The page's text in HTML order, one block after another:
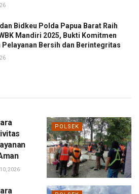
Bidkeu Polda Papua Barat Raih
Mandiri 2025, Bukti Komitmen
Pelayanan Bersih dan Berintegritas
POLSEK
2026